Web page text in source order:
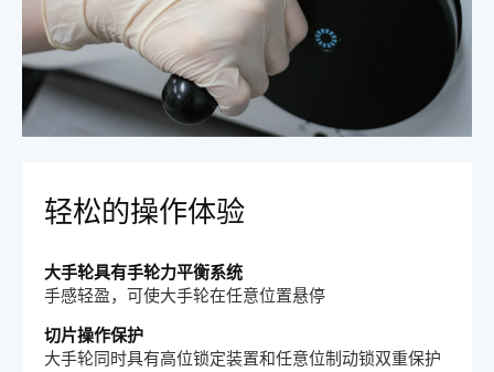
轻松的操作体验
大手轮具有手轮力平衡系统
手感轻盈，可使大手轮在任意位置悬停
切片操作保护
大手轮同时具有高位锁定装置和任意位制动锁双重保护